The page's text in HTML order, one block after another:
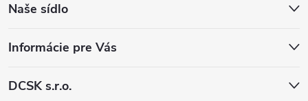
Naše sídlo
Informácie pre Vás
DCSK s.r.o.